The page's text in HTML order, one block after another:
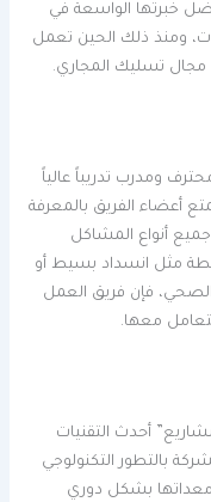
خبرتها الواسعة في
ومنذ ذلك الحين تعمل
مجال تسليك المجاري.
ومدرب تدريباً عالياً
أعضاء الفريق بالمعرفة
جميع أنواع المشاكل
مثل انسداد بسيط أو
فإن فريق العمل
معها.
أحدث التقنيات
بالتطور التكنولوجي
بشكل دوري